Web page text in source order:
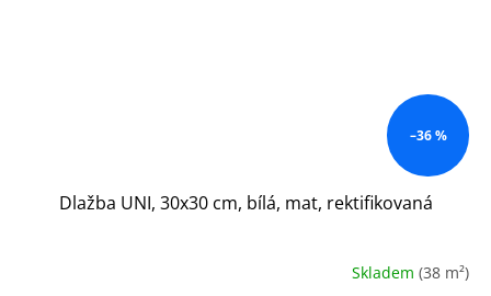
–36 %
Dlažba UNI, 30x30 cm, bílá, mat, rektifikovaná
Skladem (38 m²)